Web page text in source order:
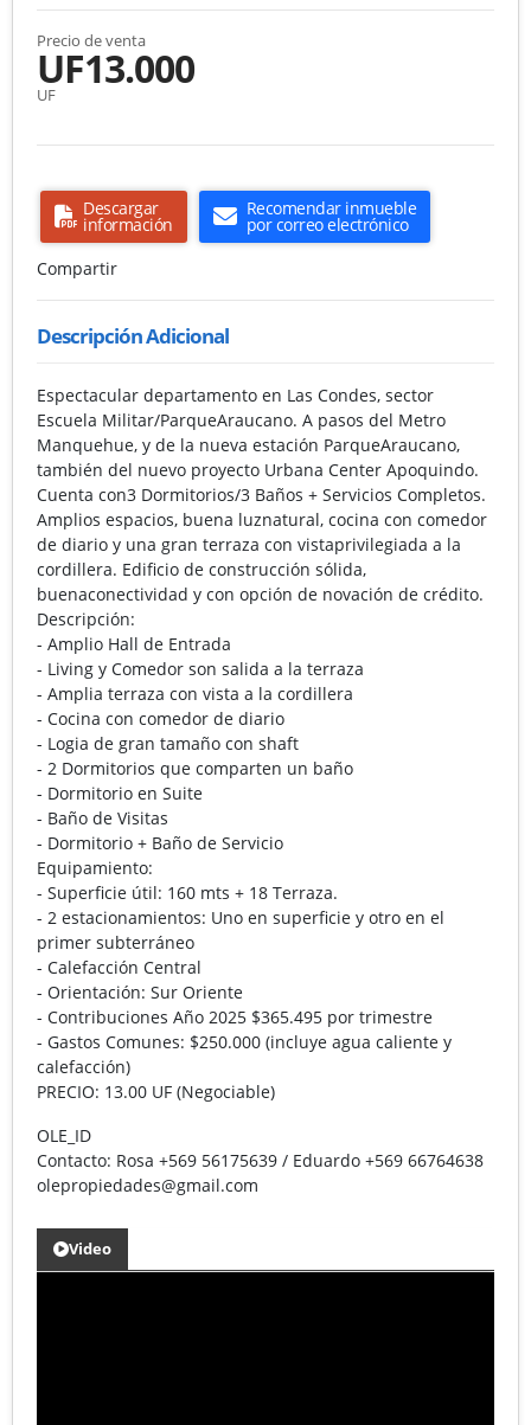
Precio de venta
UF13.000
UF
Descargar
información
Recomendar inmueble
por correo electrónico
Compartir
Descripción Adicional
Espectacular departamento en Las Condes, sector
Escuela Militar/ParqueAraucano. A pasos del Metro
Manquehue, y de la nueva estación ParqueAraucano,
también del nuevo proyecto Urbana Center Apoquindo.
Cuenta con3 Dormitorios/3 Baños + Servicios Completos.
Amplios espacios, buena luznatural, cocina con comedor
de diario y una gran terraza con vistaprivilegiada a la
cordillera. Edificio de construcción sólida,
buenaconectividad y con opción de novación de crédito.
Descripción:
- Amplio Hall de Entrada
- Living y Comedor son salida a la terraza
- Amplia terraza con vista a la cordillera
- Cocina con comedor de diario
- Logia de gran tamaño con shaft
- 2 Dormitorios que comparten un baño
- Dormitorio en Suite
- Baño de Visitas
- Dormitorio + Baño de Servicio
Equipamiento:
- Superficie útil: 160 mts + 18 Terraza.
- 2 estacionamientos: Uno en superficie y otro en el
primer subterráneo
- Calefacción Central
- Orientación: Sur Oriente
- Contribuciones Año 2025 $365.495 por trimestre
- Gastos Comunes: $250.000 (incluye agua caliente y
calefacción)
PRECIO: 13.00 UF (Negociable)
OLE_ID
Contacto: Rosa +569 56175639 / Eduardo +569 66764638
olepropiedades@gmail.com
Video